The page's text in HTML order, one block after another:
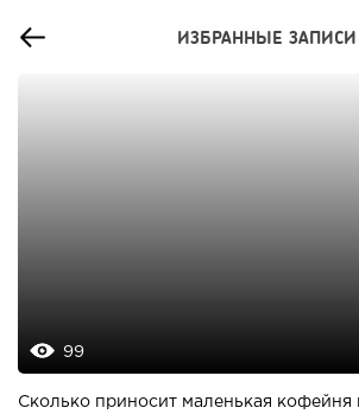
ИЗБРАННЫЕ ЗАПИСИ
99
Сколько приносит маленькая кофейня